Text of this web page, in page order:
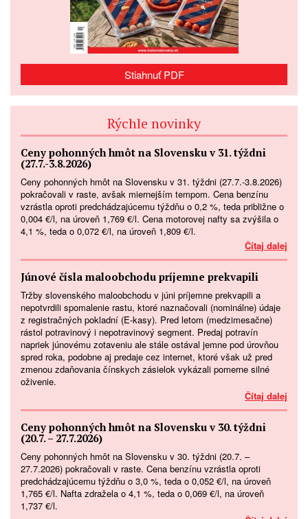
Stiahnuť PDF
Rýchle novinky
Ceny pohonných hmôt na Slovensku v 31. týždni
(27.7.-3.8.2026)
Ceny pohonných hmôt na Slovensku v 31. týždni (27.7.-3.8.2026)
pokračovali v raste, avšak miernejším tempom. Cena benzínu
vzrástla oproti predchádzajúcemu týždňu o 0,2 %, teda približne o
0,004 €/l, na úroveň 1,769 €/l. Cena motorovej nafty sa zvýšila o
4,1 %, teda o 0,072 €/l, na úroveň 1,809 €/l.
Čítaj dalej
Júnové čísla maloobchodu príjemne prekvapili
Tržby slovenského maloobchodu v júni príjemne prekvapili a
nepotvrdili spomalenie rastu, ktoré naznačovali (nominálne) údaje
z registračných pokladní (E-kasy). Pred letom (medzimesačne)
rástol potravinový i nepotravinový segment. Predaj potravín
napriek júnovému zotaveniu ale stále ostával jemne pod úrovňou
spred roka, podobne aj predaje cez internet, ktoré však už pred
zmenou zdaňovania čínskych zásielok vykázali pomerne silné
oživenie.
Čítaj dalej
Ceny pohonných hmôt na Slovensku v 30. týždni
(20.7. – 27.7.2026)
Ceny pohonných hmôt na Slovensku v 30. týždni (20.7. –
27.7.2026) pokračovali v raste. Cena benzínu vzrástla oproti
predchádzajúcemu týždňu o 3,0 %, teda o 0,052 €/l, na úroveň
1,765 €/l. Nafta zdražela o 4,1 %, teda o 0,069 €/l, na úroveň
1,737 €/l.